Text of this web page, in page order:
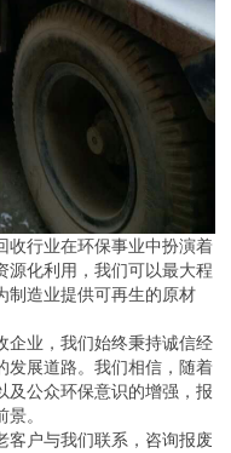
收行业在环保事业中扮演着
源化利用，我们可以最大程
制造业提供可再生的原材
企业，我们始终秉持诚信经
发展道路。我们相信，随着
及公众环保意识的增强，报
。
客户与我们联系，咨询报废